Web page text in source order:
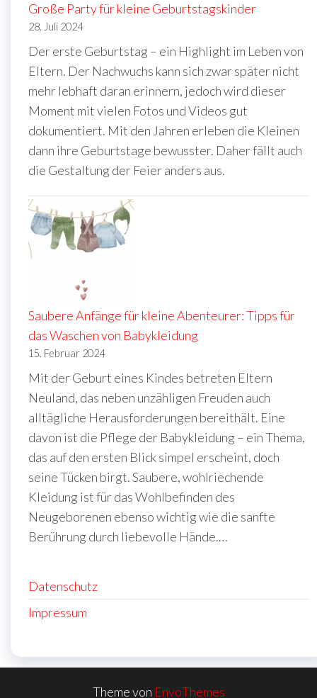
Große Party für kleine Geburtstagskinder
28. Juli 2024
Der erste Geburtstag – ein Highlight im Leben von
Eltern. Der Nachwuchs kann sich zwar später nicht
mehr lebhaft daran erinnern, jedoch wird dieser
Moment mit vielen Fotos und Videos gut
dokumentiert. Mit den Jahren erleben die Kleinen
dann ihre Geburtstage bewusster. Daher fällt auch
die Gestaltung der Feier anders aus.
Saubere Anfänge für kleine Abenteurer: Tipps für
das Waschen von Babykleidung
15. Februar 2024
Mit der Geburt eines Kindes betreten Eltern
Neuland, das neben unzähligen Freuden auch
alltägliche Herausforderungen bereithält. Eine
davon ist die Pflege der Babykleidung – ein Thema,
das auf den ersten Blick simpel erscheint, doch
seine Tücken birgt. Saubere, wohlriechende
Kleidung ist für das Wohlbefinden des
Neugeborenen ebenso wichtig wie die sanfte
Berührung durch liebevolle Hände.…
Datenschutz
Impressum
Theme von EnvoThemes